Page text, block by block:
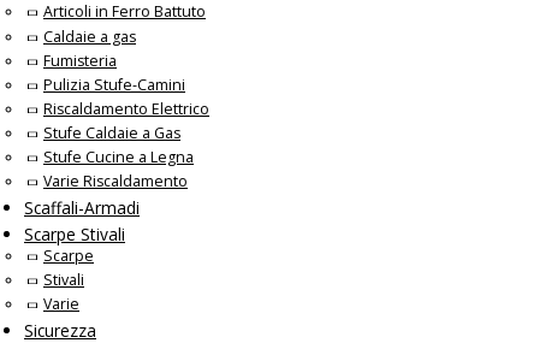
Articoli in Ferro Battuto
Caldaie a gas
Fumisteria
Pulizia Stufe-Camini
Riscaldamento Elettrico
Stufe Caldaie a Gas
Stufe Cucine a Legna
Varie Riscaldamento
Scaffali-Armadi
Scarpe Stivali
Scarpe
Stivali
Varie
Sicurezza